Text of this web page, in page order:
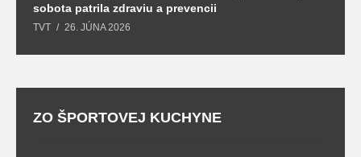
sobota patrila zdraviu a prevencii
TVT 26. JÚNA 2026
ZO ŠPORTOVEJ KUCHYNE